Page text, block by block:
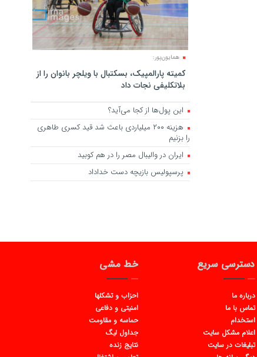
همایون‌پور:
کمیته پارالمپیک، بسکتبال با ویلچر بانوان را از
بلاتکلیفی نجات داد
این پول‌ها از کجا می‌آید؟
هزینه ۲۰۰ میلیاردی باعث شد قید کسری طاهری
را بزنیم
ایران در والیبال مصر را در هم کوبید
پرسپولیس بازیچه دست خداداد
دسترسی سریع
درباره ما
تماس با ما
استخدام
اعلام مشکل سایت
تبلیغات در سایت
خط مشی
احزاب و تشکلها
امنیتی و دفاعی
حماسه و مقاومت
جداول لیگ
نتایج زنده